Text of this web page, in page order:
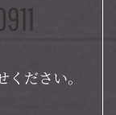
ださい。